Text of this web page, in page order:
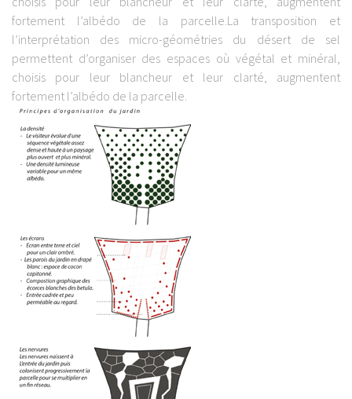
fortement l’albédo de la parcelle.La transposition et
l’interprétation des micro-géométries du désert de sel
permettent d’organiser des espaces où végétal et minéral,
choisis pour leur blancheur et leur clarté, augmentent
fortement l’albédo de la parcelle.